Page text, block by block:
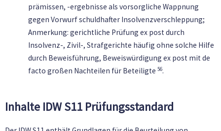
prämissen, -ergebnisse als vorsorgliche Wappnung
gegen Vorwurf schuldhafter Insolvenzverschleppung;
Anmerkung: gerichtliche Prüfung ex post durch
Insolvenz-, Zivil-, Strafgerichte häufig ohne solche Hilfe
durch Beweisführung, Beweiswürdigung ex post mit de
facto großen Nachteilen für Beteiligte 56.
Inhalte IDW S11 Prüfungsstandard